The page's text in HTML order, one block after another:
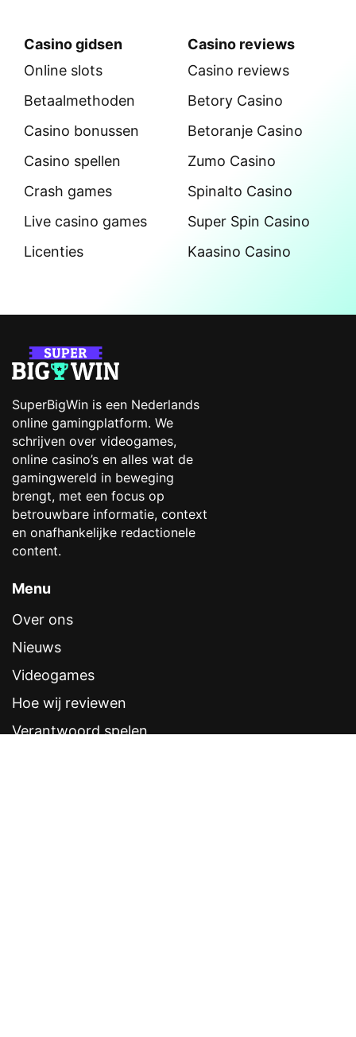
Casino gidsen
Online slots
Betaalmethoden
Casino bonussen
Casino spellen
Crash games
Live casino games
Licenties
Casino reviews
Casino reviews
Betory Casino
Betoranje Casino
Zumo Casino
Spinalto Casino
Super Spin Casino
Kaasino Casino
SuperBigWin is een Nederlands
online gamingplatform. We
schrijven over videogames,
online casino’s en alles wat de
gamingwereld in beweging
brengt, met een focus op
betrouwbare informatie, context
en onafhankelijke redactionele
content.
Menu
Over ons
Nieuws
Videogames
Hoe wij reviewen
Verantwoord spelen